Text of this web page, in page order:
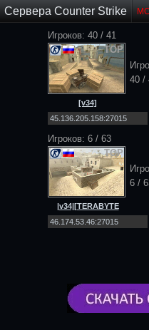
Сервера Counter Strike
Игроков: 40 / 41
TOP
40 /
[v34]
EXODUS_PROJECT
|PUBLIC|MULTIMOD|
Игроков: 6 / 63
TOP
6 /
|v34|[TERABYTE
PROJECT [72RUS] 18+